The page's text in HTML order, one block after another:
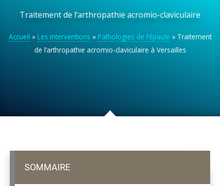
Traitement de l’arthropathie acromio-claviculaire
Accueil » Les interventions » Pathologies de l’épaule » Traitement
de l’arthropathie acromio-claviculaire à Versailles
SOMMAIRE